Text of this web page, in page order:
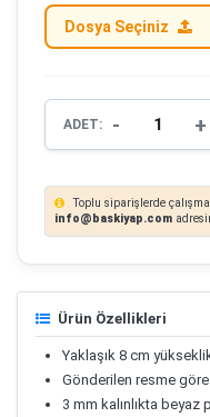
Dosya Seçiniz
ADET: - +
Toplu siparişlerde
info@baskiyap.com
Ürün Özellikleri
Yaklaşık 8 cm
Gönderilen resme
3 mm kalınlıkta